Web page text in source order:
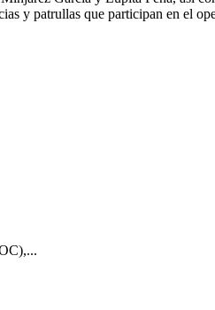
y patrullas que participan en el